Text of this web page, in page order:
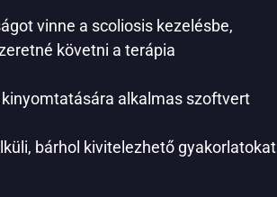
vinne a scoliosis kezelésbe,
követni a terápia
alkalmas szoftvert
bárhol kivitelezhető gyakorlatokat